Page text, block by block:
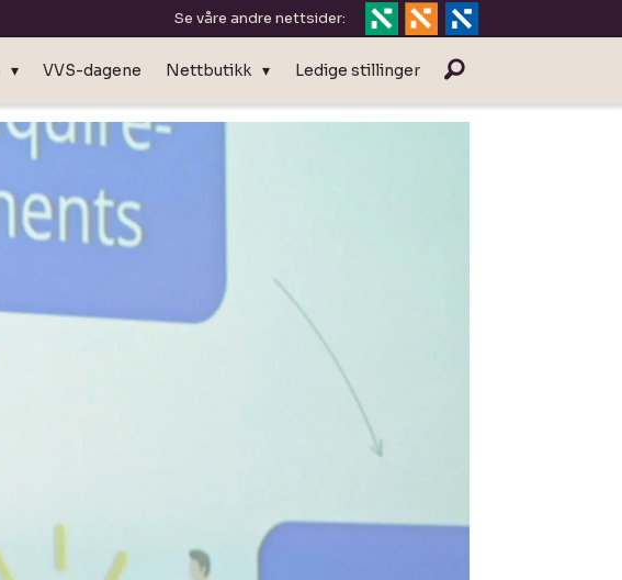
Se våre andre nettsider:
VVS-dagene Nettbutikk Ledige stillinger